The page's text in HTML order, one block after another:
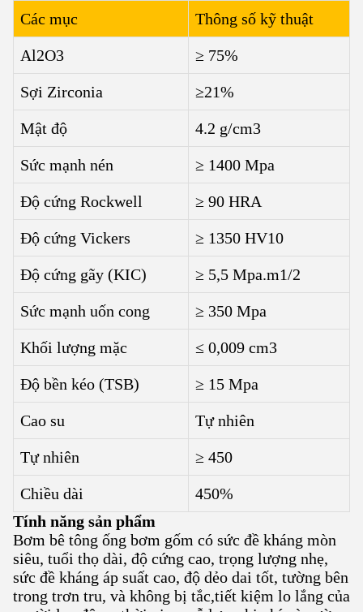
Các mục
Thông số kỹ thuật
Al2O3 ≥ 75%
Sợi Zirconia ≥21%
Mật độ 4.2 g/cm3
Sức mạnh nén ≥ 1400 Mpa
Độ cứng Rockwell ≥ 90 HRA
Độ cứng Vickers ≥ 1350 HV10
Độ cứng gãy (KIC) ≥ 5,5 Mpa.m1/2
Sức mạnh uốn cong ≥ 350 Mpa
Khối lượng mặc ≤ 0,009 cm3
Độ bền kéo (TSB) ≥ 15 Mpa
Cao su Tự nhiên
Tự nhiên ≥ 450
Chiều dài
450%
Tính năng sản phẩm
Bơm bê tông ống bơm gốm có sức đề kháng mòn
siêu, tuổi thọ dài, độ cứng cao, trọng lượng nhẹ,
sức đề kháng áp suất cao, độ dẻo dai tốt, tường bên
trong trơn tru, và không bị tắc,tiết kiệm lo lắng của